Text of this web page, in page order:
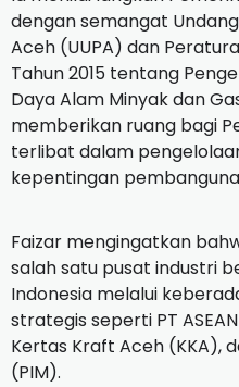
dengan semangat
Aceh (UUPA) dan
Tahun 2015 tentang
Daya Alam Minyak dan
memberikan ruang bagi
terlibat dalam
kepentingan
Faizar mengingatkan
salah satu pusat industri
Indonesia melalui
strategis seperti PT
Kertas Kraft Aceh (KKA),
(PIM).